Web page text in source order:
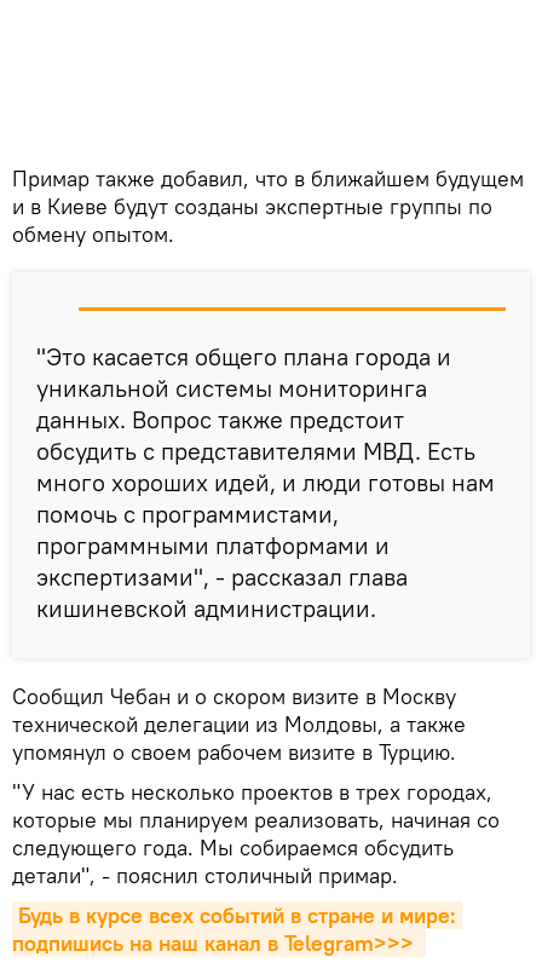
Примар также добавил, что в ближайшем будущем
и в Киеве будут созданы экспертные группы по
обмену опытом.
"Это касается общего плана города и
уникальной системы мониторинга
данных. Вопрос также предстоит
обсудить с представителями МВД. Есть
много хороших идей, и люди готовы нам
помочь с программистами,
программными платформами и
экспертизами", - рассказал глава
кишиневской администрации.
Сообщил Чебан и о скором визите в Москву
технической делегации из Молдовы, а также
упомянул о своем рабочем визите в Турцию.
"У нас есть несколько проектов в трех городах,
которые мы планируем реализовать, начиная со
следующего года. Мы собираемся обсудить
детали", - пояснил столичный примар.
Будь в курсе всех событий в стране и мире:
подпишись на наш канал в Telegram>>>